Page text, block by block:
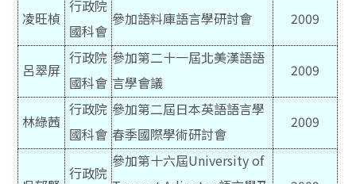
凌旺楨
行政院
國科會
參加語料庫語言學研討會 2009
呂翠屏
行政院
國科會
參加第二十一屆北美漢語語
言學會議
2009
林綠茜
行政院
國科會
參加第二屆日本英語語言學
春季國際學術研討會
2009
行政院
參加第十六屆University of